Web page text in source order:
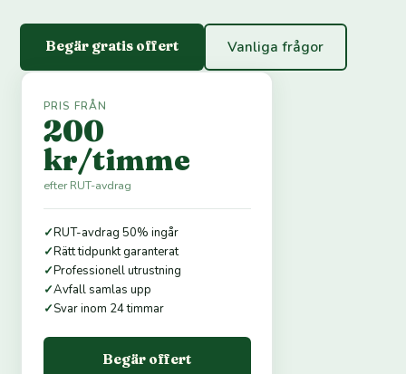
Begär gratis offert Vanliga frågor
PRIS FRÅN
200
kr/timme
efter RUT-avdrag
✓RUT-avdrag 50% ingår
✓Rätt tidpunkt garanterat
✓Professionell utrustning
✓Avfall samlas upp
✓Svar inom 24 timmar
Begär offert